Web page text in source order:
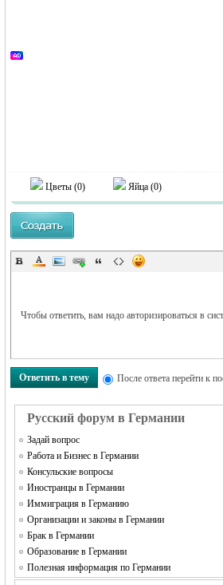
MEINLAND.
Цветы (0) Яйца (0)
Чтобы ответить, вам надо авторизироваться в
Ответить в тему После ответа перейти к
Русский форум в Германии
Задай вопрос
Работа и Бизнес в Германии
Консульские вопросы
Иностранцы в Германии
Иммиграция в Германию
Организации и законы в Германии
Брак в Германии
Образование в Германии
Полезная информация по Германии